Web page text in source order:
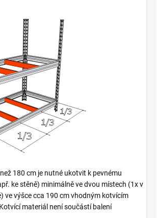
180 cm je nutné ukotvit k pevnému
ke stěně) minimálně ve dvou místech (1x v
ve výšce cca 190 cm vhodným kotvícím
materiál není součástí balení